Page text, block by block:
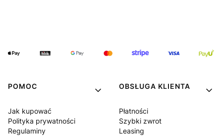
POMOC
Jak kupować
Polityka prywatności
Regulaminy
OBSŁUGA KLIENTA
Płatności
Szybki zwrot
Leasing